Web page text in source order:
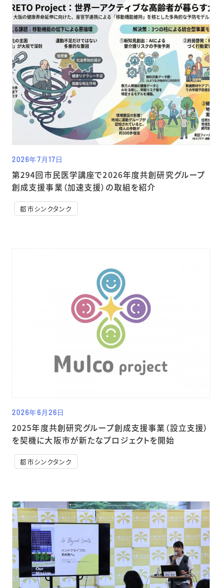
2026年7月17日
都市シンクタンク
第294回市民医学講座で2026年度共創研究グループ
創成支援事業（加速支援）の取組を紹介
2026年6月26日
都市シンクタンク
2025年度共創研究グループ創成支援事業（設立支援）
を契機に大阪市が新たなプロジェクトを開始